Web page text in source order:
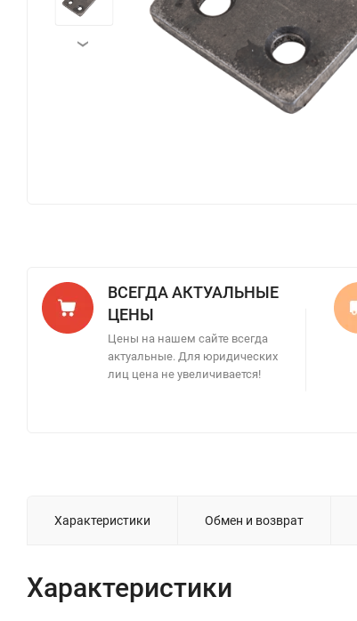
›
ВСЕГДА АКТУАЛЬНЫЕ
ЦЕНЫ
Цены на нашем сайте всегда
актуальные. Для юридических
лиц цена не увеличивается!
Характеристики Обмен и возврат
Характеристики